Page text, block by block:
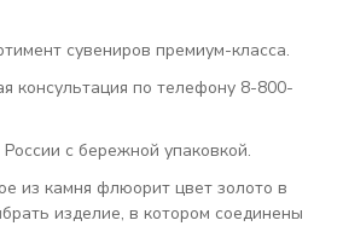
сувениров премиум-класса.
консультация по телефону 8-800-
с бережной упаковкой.
из камня флюорит цвет золото в
изделие, в котором соединены